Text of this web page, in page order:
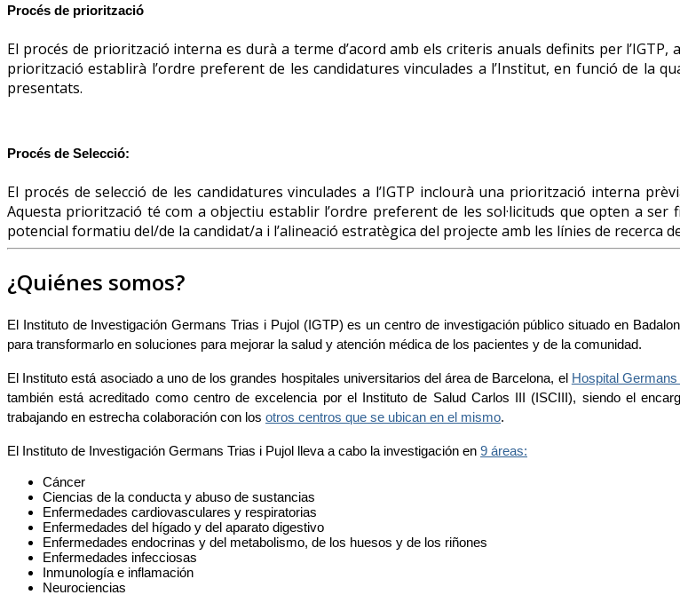
Procés de priorització
El procés de priorització interna es durà a terme d’acord amb els criteris anuals definits per l’IGTP,
priorització establirà l’ordre preferent de les candidatures vinculades a l’Institut, en funció de la
presentats.
Procés de Selecció:
El procés de selecció de les candidatures vinculades a l’IGTP inclourà una priorització interna
Aquesta priorització té com a objectiu establir l’ordre preferent de les sol·licituds que opten a
potencial formatiu del/de la candidat/a i l’alineació estratègica del projecte amb les línies de recerca de
¿Quiénes somos?
El Instituto de Investigación Germans Trias i Pujol (IGTP) es un centro de investigación público situado en
para transformarlo en soluciones para mejorar la salud y atención médica de los pacientes y de la comunidad.
El Instituto está asociado a uno de los grandes hospitales universitarios del área de Barcelona, el Hospital
también está acreditado como centro de excelencia por el Instituto de Salud Carlos III (ISCIII), siendo el
trabajando en estrecha colaboración con los otros centros que se ubican en el mismo.
El Instituto de Investigación Germans Trias i Pujol lleva a cabo la investigación en 9 áreas:
Cáncer
Ciencias de la conducta y abuso de sustancias
Enfermedades cardiovasculares y respiratorias
Enfermedades del hígado y del aparato digestivo
Enfermedades endocrinas y del metabolismo, de los huesos y de los riñones
Enfermedades infecciosas
Inmunología e inflamación
Neurociencias